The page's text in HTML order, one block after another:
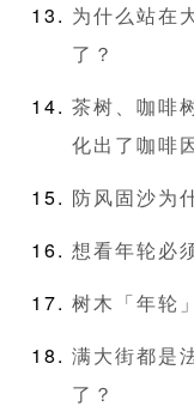
为什么站在
了？
茶树、咖啡
化出了咖啡
防风固沙为
想看年轮必
树木「年轮
满大街都是
了？